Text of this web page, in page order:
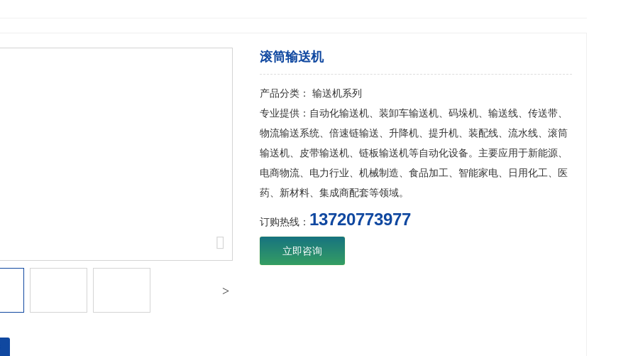
滚筒输送机
产品分类： 输送机系列
专业提供：自动化输送机、装卸车输送机、码垛机、输送线、传送带、
物流输送系统、倍速链输送、升降机、提升机、装配线、流水线、滚筒
输送机、皮带输送机、链板输送机等自动化设备。主要应用于新能源、
电商物流、电力行业、机械制造、食品加工、智能家电、日用化工、医
药、新材料、集成商配套等领域。
订购热线： 13720773977
立即咨询